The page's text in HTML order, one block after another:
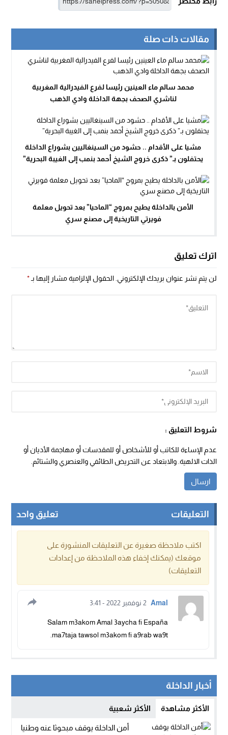
مقالات ذات صلة
محمد سالم ماء العينين رئيسا لفرع الفيدرالية المغربية
لناشري الصحف بجهة الداخلة وادي الذهب
مشيا على الأقدام .. حشود من السينغاليين بشوراع الداخلة
يحتفلون بـ” ذكرى خروج الشيخ أحمد بنمب إلى الغيبة البحرية”
الأمن بالداخلة يطيح بمروج “الماحيا” بعد تحويل معلمة
فويرتي التاريخية إلى مصنع سري
اترك تعليق
لن يتم نشر عنوان بريدك الإلكتروني. الحقول الإلزامية مشار إليها بـ*
شروط التعليق :
عدم الإساءة للكاتب أو للأشخاص أو للمقدسات أو مهاجمة الأديان أو
الذات الالهية. والابتعاد عن التحريض الطائفي والعنصري والشتائم.
التعليقات تعليق واحد
اكتب ملاحظة صغيرة عن التعليقات المنشورة على
موقعك (يمكنك إخفاء هذه الملاحظة من إعدادات
التعليقات)
Amal 2 نوفمبر 2022 - 3:41
Salam m3akom Amal 3aycha fi España
.ma7taja tawsol m3akom fi a9rab wa9t
أخبار الداخلة
الأكثر مشاهدة الأكثر شعبية
أمن الداخلة يوقف مبحوثا عنه وطنيا